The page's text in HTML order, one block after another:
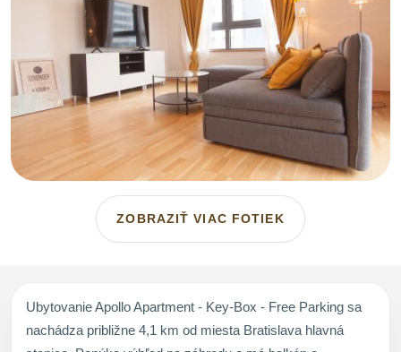
ZOBRAZIŤ VIAC FOTIEK
Ubytovanie Apollo Apartment - Key-Box - Free Parking sa
nachádza približne 4,1 km od miesta Bratislava hlavná